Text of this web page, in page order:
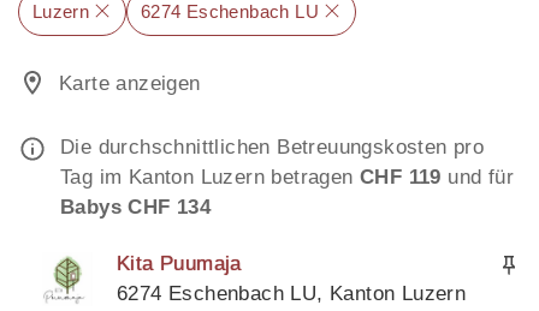
Luzern 6274 Eschenbach LU
Karte anzeigen
Die durchschnittlichen Betreuungskosten pro
Tag im Kanton Luzern betragen CHF 119 und für
Babys CHF 134
Kita Puumaja
6274 Eschenbach LU, Kanton Luzern